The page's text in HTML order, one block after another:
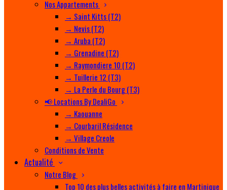
Nos Appartements
→ Saint Kitts (T2)
→ Nevis (T2)
→ Aruba (T2)
→ Grenadine (T2)
→ Raymondiere 10 (T2)
→ Tuillerie 12 (T3)
→ La Perle du Bourg (T3)
📢 Locations By DealiGo
→ Kaouanne
→ Courbaril Résidence
→ Village Creole
Conditions de Vente
Actualité
Notre Blog
Top 10 des plus belles activités à faire en Martinique